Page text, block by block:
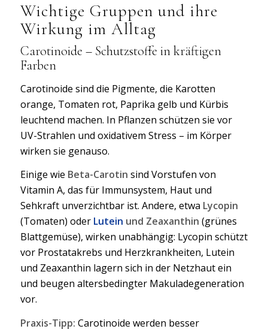
Wichtige Gruppen und ihre
Wirkung im Alltag
Carotinoide – Schutzstoffe in kräftigen
Farben
Carotinoide sind die Pigmente, die Karotten
orange, Tomaten rot, Paprika gelb und Kürbis
leuchtend machen. In Pflanzen schützen sie vor
UV-Strahlen und oxidativem Stress – im Körper
wirken sie genauso.
Einige wie Beta-Carotin sind Vorstufen von
Vitamin A, das für Immunsystem, Haut und
Sehkraft unverzichtbar ist. Andere, etwa Lycopin
(Tomaten) oder Lutein und Zeaxanthin (grünes
Blattgemüse), wirken unabhängig: Lycopin schützt
vor Prostatakrebs und Herzkrankheiten, Lutein
und Zeaxanthin lagern sich in der Netzhaut ein
und beugen altersbedingter Makuladegeneration
vor.
Praxis-Tipp: Carotinoide werden besser